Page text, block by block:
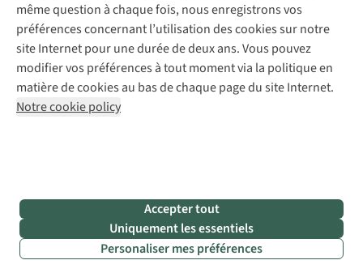
même question à chaque fois, nous enregistrons vos
préférences concernant l’utilisation des cookies sur notre
site Internet pour une durée de deux ans. Vous pouvez
modifier vos préférences à tout moment via la politique en
matière de cookies au bas de chaque page du site Internet.
Notre cookie policy
Accepter tout
Uniquement les essentiels
Personaliser mes préférences
Mentions légales
Politique de confidentialité
Conditions générales
Cookie Policy